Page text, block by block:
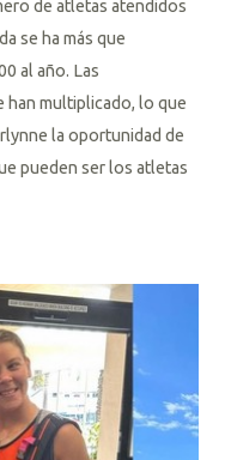
de atletas atendidos
se ha más que
al año. Las
han multiplicado, lo que
la oportunidad de
pueden ser los atletas